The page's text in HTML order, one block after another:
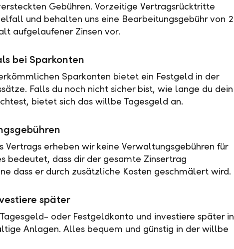
Gebühren. Vorzeitige Vertragsrücktritte
und behalten uns eine Bearbeitungsgebühr von 2
aufgelaufener Zinsen vor.
bei Sparkonten
Sparkonten bietet ein Festgeld in der
Falls du noch nicht sicher bist, wie lange du dein
bietet sich das willbe Tagesgeld an.
Vertrags erheben wir keine Verwaltungsgebühren für
bedeutet, dass dir der gesamte Zinsertrag
dass er durch zusätzliche Kosten geschmälert wird.
später
oder Festgeldkonto und investiere später in
Anlagen. Alles bequem und günstig in der willbe